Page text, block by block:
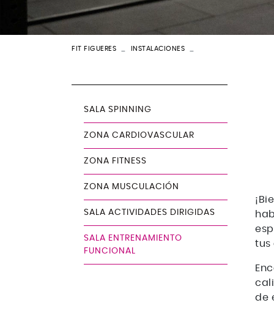
FIT FIGUERES INSTALACIONES
tus
de
SALA SPINNING
ZONA CARDIOVASCULAR
ZONA FITNESS
ZONA MUSCULACIÓN
SALA ACTIVIDADES DIRIGIDAS
SALA ENTRENAMIENTO
FUNCIONAL